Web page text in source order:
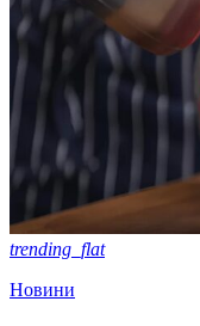
trending_flat
Новини